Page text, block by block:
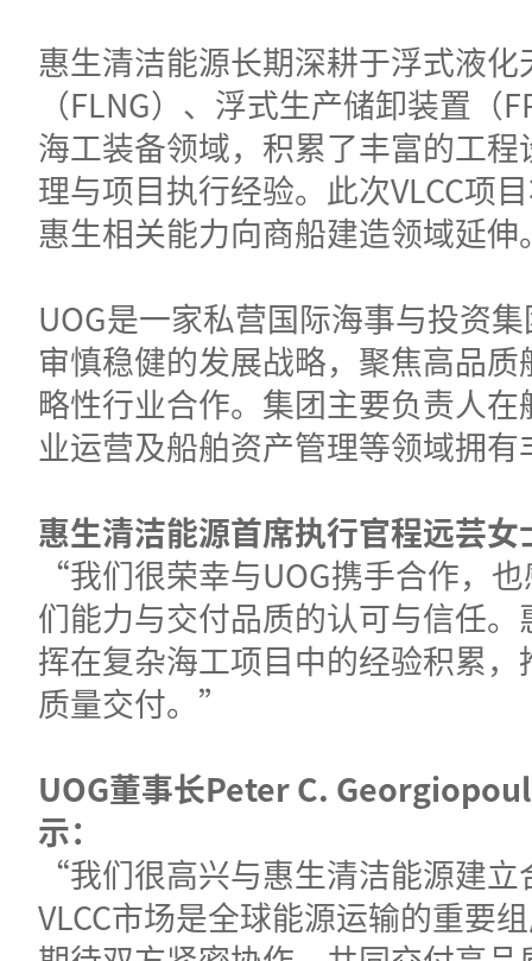
惠生清洁能源长期深耕于浮式液化
（FLNG）、浮式生产储卸装置（
海工装备领域，积累了丰富的工
理与项目执行经验。此次VLCC项
惠生相关能力向商船建造领域延伸
UOG是一家私营国际海事与投资
审慎稳健的发展战略，聚焦高品
略性行业合作。集团主要负责人
业运营及船舶资产管理等领域拥有
惠生清洁能源首席执行官程远芸女
“我们很荣幸与UOG携手合作，
们能力与交付品质的认可与信任
挥在复杂海工项目中的经验积累
质量交付。”
UOG董事长Peter C.
示：
“我们很高兴与惠生清洁能源建
VLCC市场是全球能源运输的重要